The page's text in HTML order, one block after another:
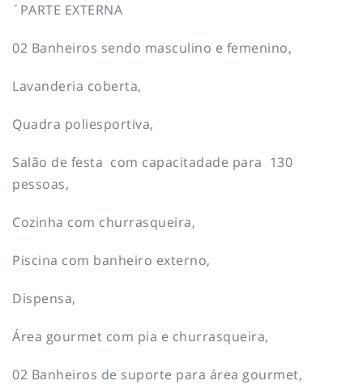
´PARTE EXTERNA
02 Banheiros sendo masculino e femenino,
Lavanderia coberta,
Quadra poliesportiva,
Salão de festa com capacitadade para 130
pessoas,
Cozinha com churrasqueira,
Piscina com banheiro externo,
Dispensa,
Área gourmet com pia e churrasqueira,
02 Banheiros de suporte para área gourmet,